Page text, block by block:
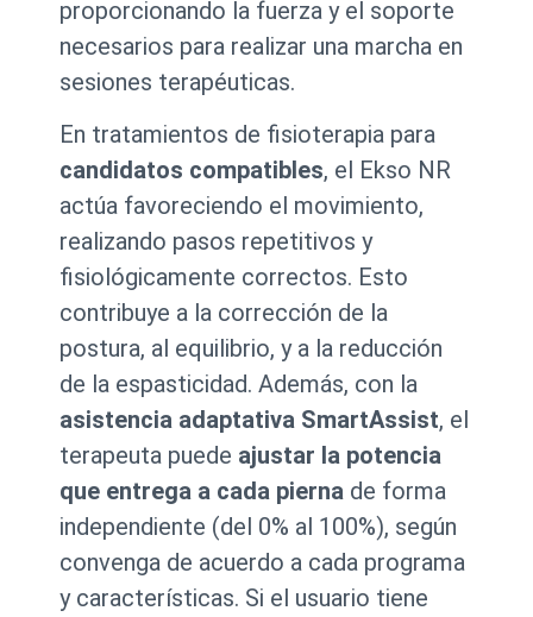
proporcionando la fuerza y el soporte
necesarios para realizar una marcha en
sesiones terapéuticas.
En tratamientos de fisioterapia para
candidatos compatibles, el Ekso NR
actúa favoreciendo el movimiento,
realizando pasos repetitivos y
fisiológicamente correctos. Esto
contribuye a la corrección de la
postura, al equilibrio, y a la reducción
de la espasticidad. Además, con la
asistencia adaptativa SmartAssist, el
terapeuta puede ajustar la potencia
que entrega a cada pierna de forma
independiente (del 0% al 100%), según
convenga de acuerdo a cada programa
y características. Si el usuario tiene